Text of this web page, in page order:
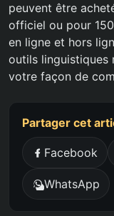
peuvent être
officiel ou pour
en ligne et hors
outils linguistiques
votre façon de
Partager cet
Facebook
WhatsApp